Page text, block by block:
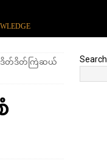
ာက်ရှိခဲ့လဲ
ဒိတ်ဒိတ်ကြဲဆယ်
Search